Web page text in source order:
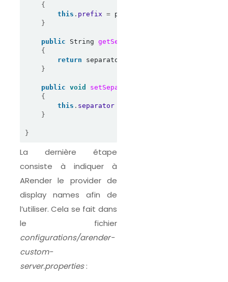
{
this . prefix = prefix
}
public String getSeparator
{
return separator
}
public void setSeparator
{
this . separator
}
}
La dernière étape
consiste à indiquer à
ARender le provider de
display names afin de
l’utiliser. Cela se fait dans
le fichier
configurations/arender-
custom-
server.properties: